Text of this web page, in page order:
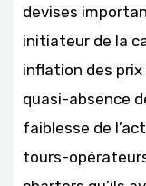
devises
initiateur de la
inflation des
quasi-absence
faiblesse de
tours-